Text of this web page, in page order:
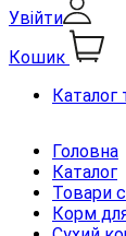
Увійти
Кошик
Каталог
Головна
Каталог
Товари
Корм